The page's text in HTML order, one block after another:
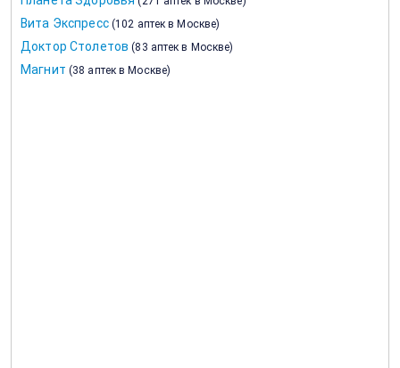
Вита Экспресс (102 аптек в Москве)
Доктор Столетов (83 аптек в Москве)
Магнит (38 аптек в Москве)